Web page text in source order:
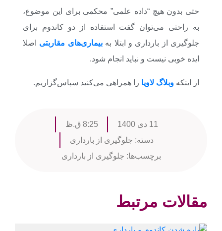
حتی بدون هیچ “داده علمی” محکمی برای این موضوع،
به راحتی می‌توان گفت استفاده از دو کاندوم برای
جلوگیری از بارداری و ابتلا بهبیماری‌های مقاربتی اصلا
ایده خوبی نیست و نباید انجام شود.
از اینکه وبلاگ لاویا را همراهی می‌کنید سپاس‌گزاریم.
11 دی 1400
8:25 ق.ظ
دسته: جلوگیری از بارداری
برچسب‌ها: جلوگیری از بارداری
مقالات مرتبط